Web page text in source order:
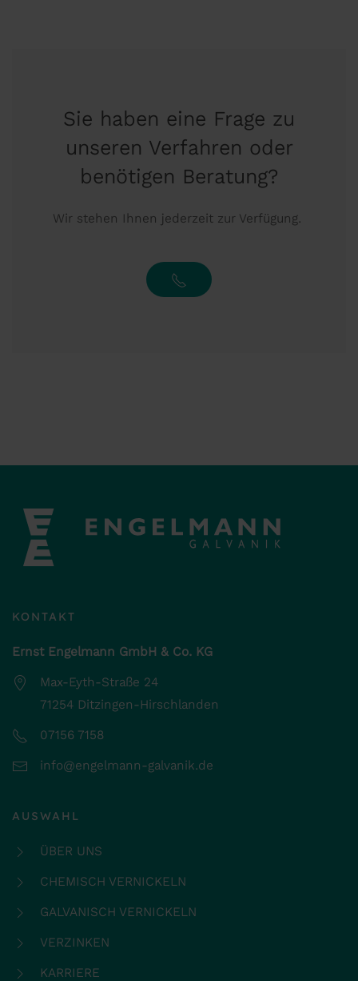
Sie haben eine Frage zu
unseren Verfahren oder
benötigen Beratung?
Wir stehen Ihnen jederzeit zur Verfügung.
KONTAKT
Ernst Engelmann GmbH & Co. KG
Max-Eyth-Straße 24
71254 Ditzingen-Hirschlanden
07156 7158
info@engelmann-galvanik.de
AUSWAHL
ÜBER UNS
CHEMISCH VERNICKELN
GALVANISCH VERNICKELN
VERZINKEN
KARRIERE